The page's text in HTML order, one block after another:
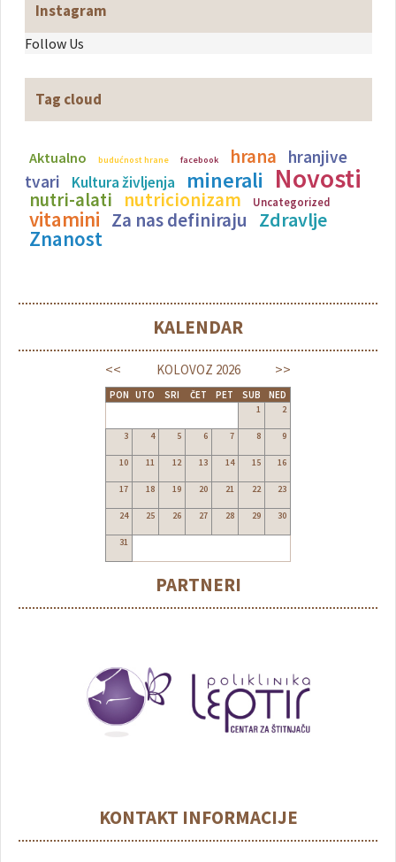
Instagram
Follow Us
Tag cloud
Aktualno budućnost hrane facebook hrana
hranjive
tvari
Kultura življenja minerali Novosti
nutri-alati nutricionizam Uncategorized
vitamini Za nas definiraju Zdravlje
Znanost
KALENDAR
<< >>
KOLOVOZ 2026
PON UTO SRI ČET PET SUB NED
1 2
3 4 5 6 7 8 9
10 11 12 13 14 15 16
17 18 19 20 21 22 23
24 25 26 27 28 29 30
31
PARTNERI
KONTAKT INFORMACIJE